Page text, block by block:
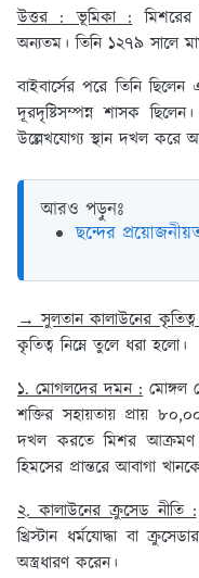
উত্তর : ভূমিকা :মিশরের
অন্যতম। তিনি ১২৭৯ সালে
বাইবার্সের পরে তিনি
দূরদৃষ্টিসম্পন্ন শাসক
উল্লেখযোগ্য স্থান দখল করে
আরও পড়ুনঃ
ছন্দের
→ সুলতান কালাউনের
কৃতিত্ব নিম্নে তুলে ধরা হলো।
১. মোগলদের দমন :মোঙ্গল
শক্তির সহায়তায় প্রায়
দখল করতে মিশর আক্রমণ
হিমসের প্রান্তরে আবাগা
২. কালাউনের ক্রুসেড নীতি :
খ্রিস্টান ধর্মযোদ্ধা বা
অস্ত্রধারণ করেন।